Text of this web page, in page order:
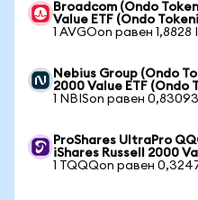
Broadcom (Ondo
Value ETF (Ondo
1 AVGOon равен 1,8828
Nebius Group (Ondo
2000 Value ETF (Ondo
1 NBISon равен
ProShares UltraPro
iShares Russell 2000
1 TQQQon равен